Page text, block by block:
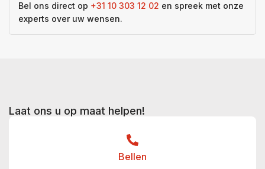
Bel ons direct op +31 10 303 12 02 en spreek met onze
experts over uw wensen.
Laat ons u op maat helpen!
Bellen